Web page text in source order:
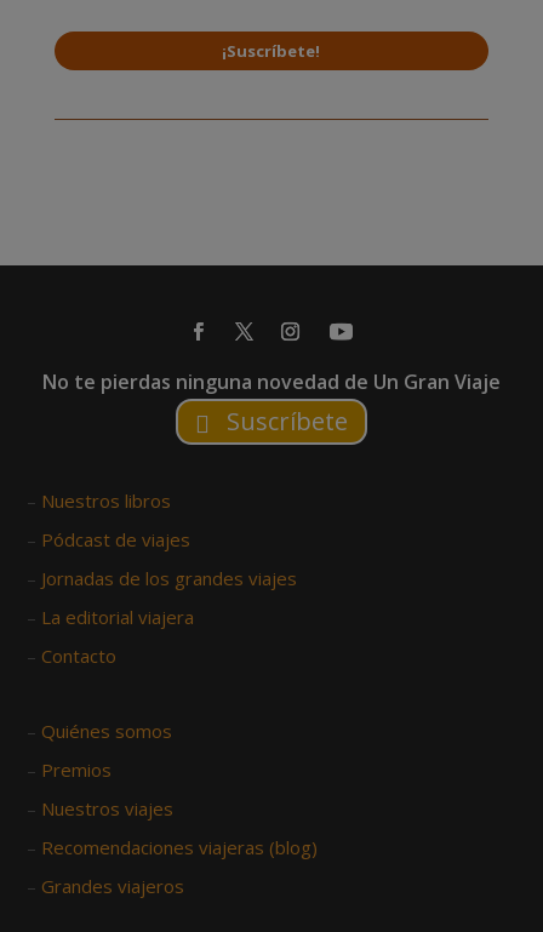
¡Suscríbete!
No te pierdas ninguna novedad de Un Gran Viaje
Suscríbete
– Nuestros libros
– Pódcast de viajes
– Jornadas de los grandes viajes
– La editorial viajera
– Contacto
– Quiénes somos
– Premios
– Nuestros viajes
– Recomendaciones viajeras (blog)
– Grandes viajeros